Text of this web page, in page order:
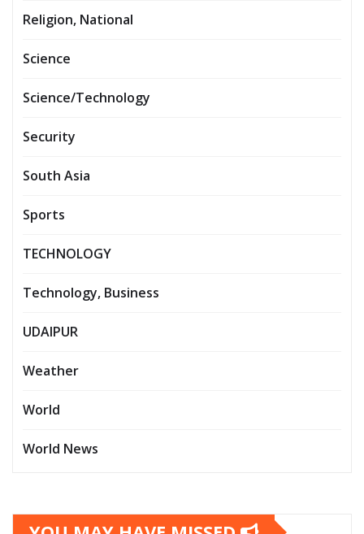
Religion, National
Science
Science/Technology
Security
South Asia
Sports
TECHNOLOGY
Technology, Business
UDAIPUR
Weather
World
World News